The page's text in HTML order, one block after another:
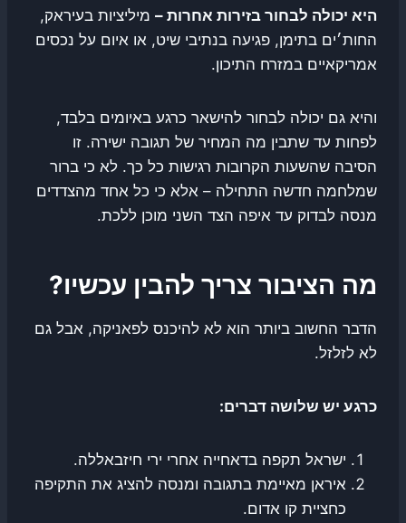
היא יכולה לבחור בזירות אחרות – מיליציות בעיראק,
החות׳ים בתימן, פגיעה בנתיבי שיט, או איום על נכסים
אמריקאיים במזרח התיכון.
והיא גם יכולה לבחור להישאר כרגע באיומים בלבד,
לפחות עד שתבין מה המחיר של תגובה ישירה. זו
הסיבה שהשעות הקרובות רגישות כל כך. לא כי ברור
שמלחמה חדשה התחילה – אלא כי כל אחד מהצדדים
מנסה לבדוק עד איפה הצד השני מוכן ללכת.
מה הציבור צריך להבין עכשיו?
הדבר החשוב ביותר הוא לא להיכנס לפאניקה, אבל גם
לא לזלזל.
כרגע יש שלושה דברים:
ישראל תקפה בדאחייה אחרי ירי חיזבאללה.
איראן מאיימת בתגובה ומנסה להציג את התקיפה
כחציית קו אדום.